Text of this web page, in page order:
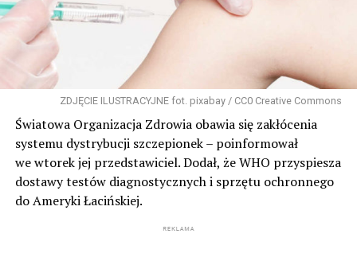
ZDJĘCIE ILUSTRACYJNE fot. pixabay / CC0 Creative Commons
Światowa Organizacja Zdrowia obawia się zakłócenia
systemu dystrybucji szczepionek – poinformował
we wtorek jej przedstawiciel. Dodał, że WHO przyspiesza
dostawy testów diagnostycznych i sprzętu ochronnego
do Ameryki Łacińskiej.